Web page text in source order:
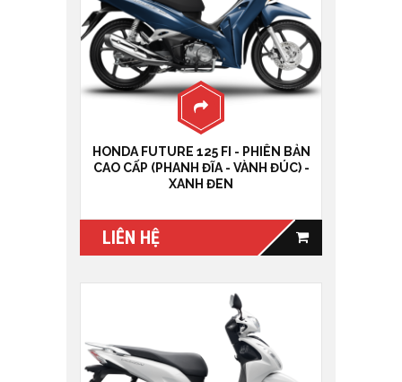
HONDA FUTURE 125 FI - PHIÊN BẢN
CAO CẤP (PHANH ĐĨA - VÀNH ĐÚC) -
XANH ĐEN
LIÊN HỆ